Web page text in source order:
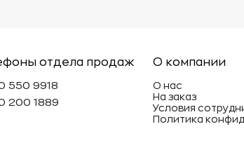
вещи под
Эти
махровые
отдела продаж
550 9918
200 1889
О компании
О нас
На заказ
Условия
Политика